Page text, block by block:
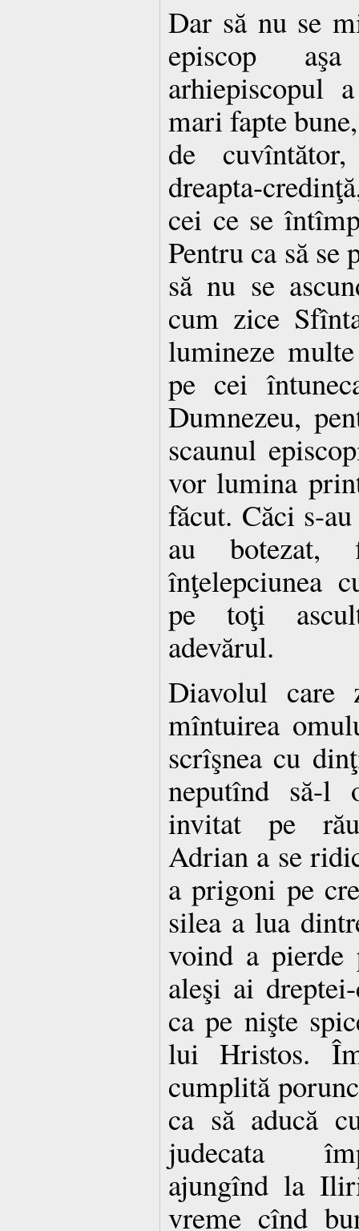
Dar să nu se
episcop
arhiepiscopul
mari fapte
de
dreapta-
cei ce se
Pentru ca să se
să nu se
cum zice
lumineze
pe cei
Dumnezeu,
scaunul
vor lumina
făcut. Căci s-
au botezat,
înţelepciunea
pe toţi
adevărul.
Diavolul care
mîntuirea
scrîşnea cu
neputînd să-l
invitat pe
Adrian a se
a prigoni pe
silea a lua
voind a
aleşi ai
ca pe nişte
lui Hristos.
cumplită
ca să aducă
judecata
ajungînd la
vreme cînd